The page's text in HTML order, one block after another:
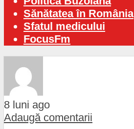
Sănătatea în România
Sfatul medicului
FocusFm
8 luni ago
Adaugă comentarii